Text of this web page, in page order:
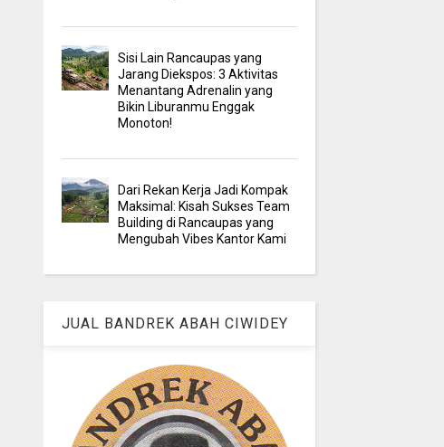
Sisi Lain Rancaupas yang
Jarang Diekspos: 3 Aktivitas
Menantang Adrenalin yang
Bikin Liburanmu Enggak
Monoton!
Dari Rekan Kerja Jadi Kompak
Maksimal: Kisah Sukses Team
Building di Rancaupas yang
Mengubah Vibes Kantor Kami
JUAL BANDREK ABAH CIWIDEY